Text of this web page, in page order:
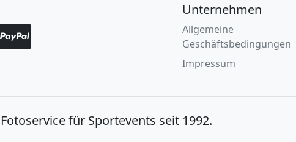
Unternehmen
Allgemeine
Geschäftsbedingungen
Impressum
für Sportevents seit 1992.